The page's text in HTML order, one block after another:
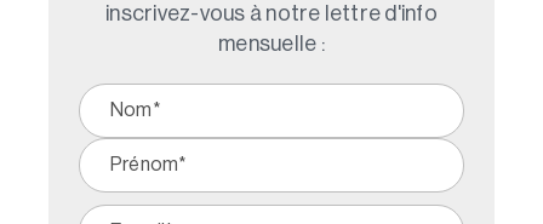
inscrivez-vous à notre lettre d'info
mensuelle :